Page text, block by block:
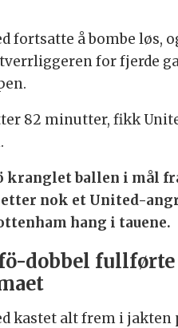
fortsatte å bombe løs,
for fjerde
82 minutter, fikk
kranglet ballen i mål
nok et United-
hang i tauene.
dobbel fullførte
kastet alt frem i jakten